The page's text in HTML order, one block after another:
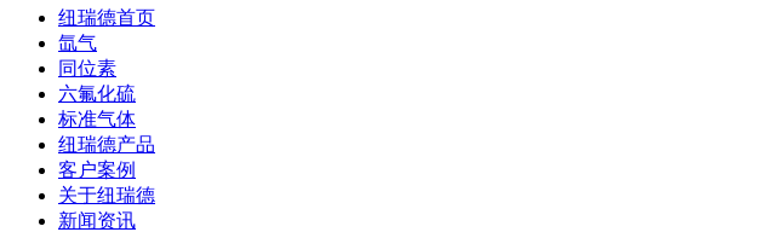
纽瑞德首页
氙气
同位素
六氟化硫
标准气体
纽瑞德产品
客户案例
关于纽瑞德
新闻资讯